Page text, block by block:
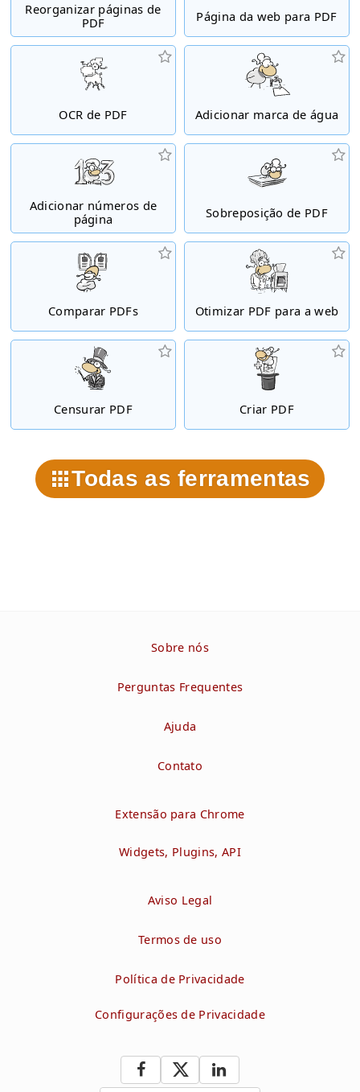
Reorganizar páginas de
PDF
Página da web para PDF
OCR de PDF Adicionar marca de água
Adicionar números de
página
Sobreposição de PDF
Comparar PDFs Otimizar PDF para a web
Censurar PDF Criar PDF
Todas as ferramentas
Sobre nós
Perguntas Frequentes
Ajuda
Contato
Extensão para Chrome
Widgets, Plugins, API
Aviso Legal
Termos de uso
Política de Privacidade
Configurações de Privacidade